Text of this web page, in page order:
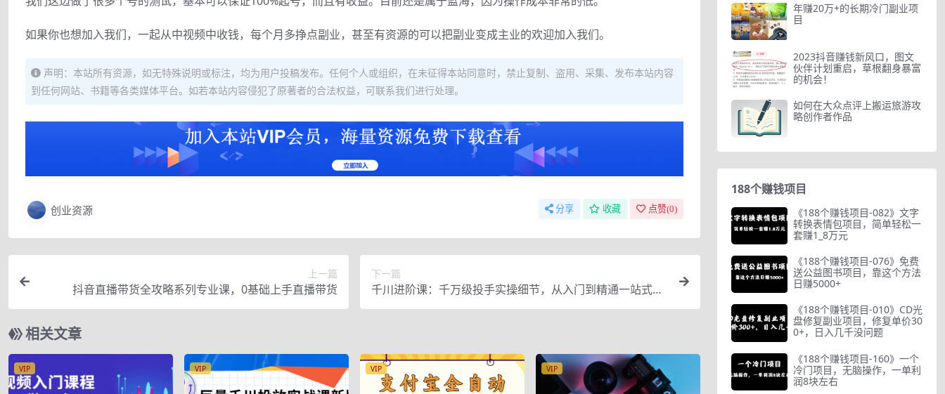
如果你也想加入我们，一起从中视频中收钱，每个月多挣点副业，甚至有资源的可以把副业变成主业的欢迎加入我们。
声明：本站所有资源，如无特殊说明或标注，均为用户投稿发布。任何个人或组织，在未征得本站同意时，禁止复制、盗用、采集、发布本站内容
到任何网站、书籍等各类媒体平台。如若本站内容侵犯了原著者的合法权益，可联系我们进行处理。
创业资源 分享 收藏 点赞(0)
上一篇
抖音直播带货全攻略系列专业课，0基础上手直播带货
下一篇
千川进阶课：千万级投手实操细节，从入门到精通一站式解
决
相关文章
VIP VIP VIP VIP
年赚20万+的长期冷门副业项
目
2023抖音赚钱新风口，图文
伙伴计划重启，草根翻身暴富
的机会！
如何在大众点评上搬运旅游攻
略创作者作品
188个赚钱项目
《188个赚钱项目-082》文字
转换表情包项目，简单轻松一
套赚1_8万元
《188个赚钱项目-076》免费
送公益图书项目，靠这个方法
日赚5000+
《188个赚钱项目-010》CD光
盘修复副业项目，修复单价30
0+，日入几千没问题
《188个赚钱项目-160》一个
冷门项目，无脑操作，一单利
润8块左右